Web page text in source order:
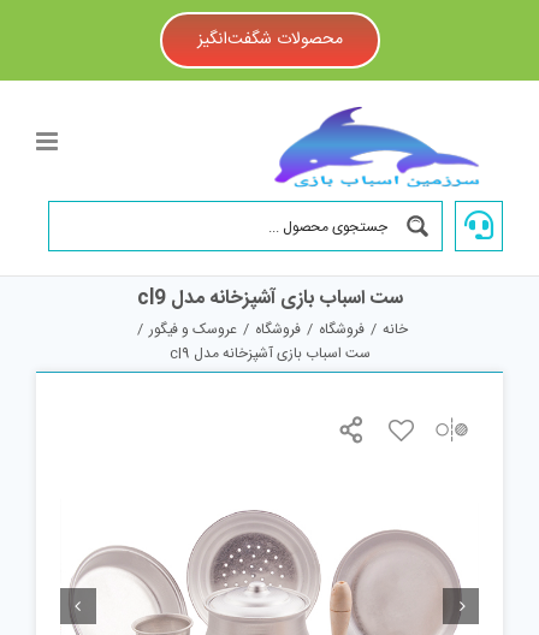
محصولات شگفت‌انگیز
ست اسباب بازی آشپزخانه مدل cl9
خانه / فروشگاه / فروشگاه / عروسک و فیگور /
ست اسباب بازی آشپزخانه مدل cl9
 